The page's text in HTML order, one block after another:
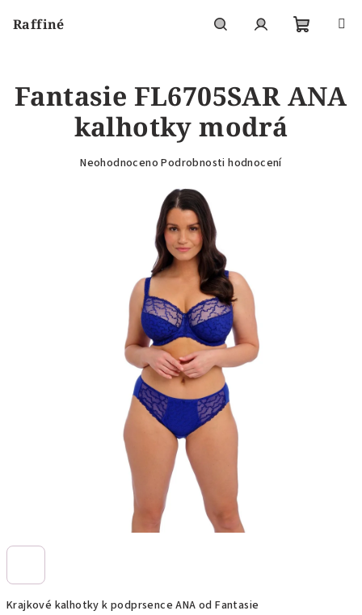
Raffiné
košík
Krajkové kalhotky k podprsence ANA od Fantasie
Fantasie FL6705SAR ANA
kalhotky modrá
Průměrné
Neohodnoceno Podrobnosti hodnocení